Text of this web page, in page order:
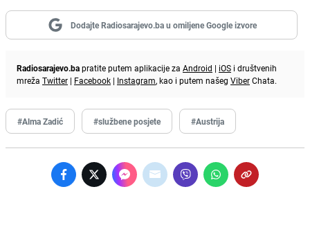
Dodajte Radiosarajevo.ba u omiljene Google izvore
Radiosarajevo.bapratite putem aplikacije za Android | iOS i društvenih
mreža Twitter | Facebook | Instagram, kao i putem našeg ViberChata.
#Alma Zadić #službene posjete #Austrija